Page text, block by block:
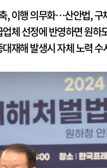
, 이행 의무화…산안법, 구
체 선정에 반영하면 원하
대재해 발생시 자체 노력